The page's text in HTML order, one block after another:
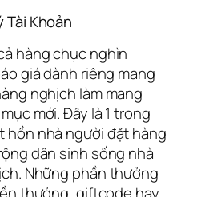
Tài Khoản
hàng chục nghìn
giá dành riêng mang
nghịch làm mang
mới. Đây là 1 trong
hồn nhà người đặt hàng
dân sinh sống nhà
Những phần thưởng